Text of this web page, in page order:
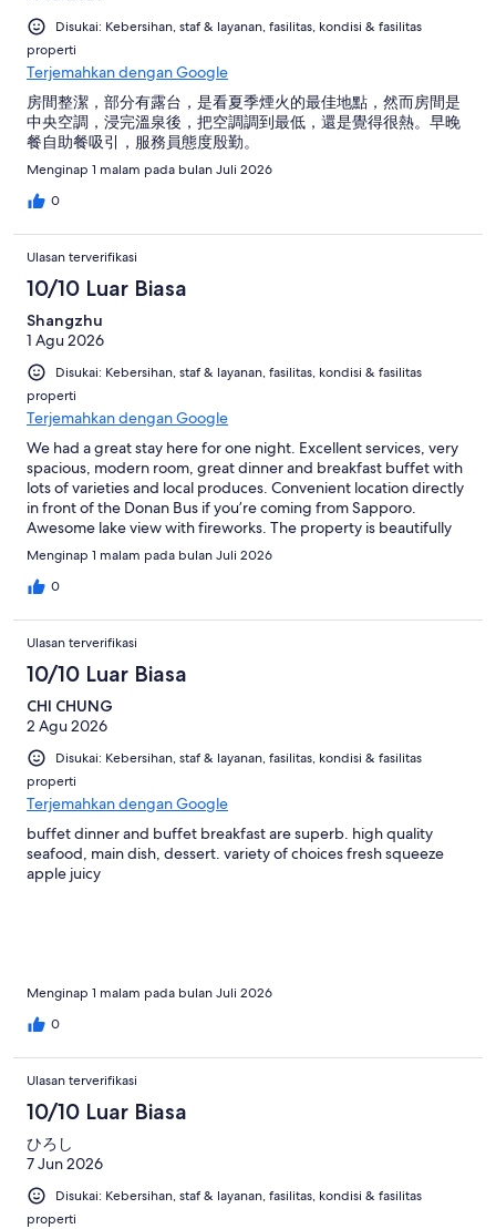
Disukai: Kebersihan, staf & layanan, fasilitas, kondisi & fasilitas
properti
Terjemahkan dengan Google
房間整潔，部分有露台，是看夏季煙火的最佳地點，然而房間是
中央空調，浸完溫泉後，把空調調到最低，還是覺得很熱。早晚
餐自助餐吸引，服務員態度殷勤。
Menginap 1 malam pada bulan Juli 2026
0
Ulasan terverifikasi
10/10 Luar Biasa
Shangzhu
1 Agu 2026
Disukai: Kebersihan, staf & layanan, fasilitas, kondisi & fasilitas
properti
Terjemahkan dengan Google
We had a great stay here for one night. Excellent services, very
spacious, modern room, great dinner and breakfast buffet with
lots of varieties and local produces. Convenient location directly
in front of the Donan Bus if you’re coming from Sapporo.
Awesome lake view with fireworks. The property is beautifully
decorated with plenty of lounge area.
Menginap 1 malam pada bulan Juli 2026
0
Ulasan terverifikasi
10/10 Luar Biasa
CHI CHUNG
2 Agu 2026
Disukai: Kebersihan, staf & layanan, fasilitas, kondisi & fasilitas
properti
Terjemahkan dengan Google
buffet dinner and buffet breakfast are superb. high quality
seafood, main dish, dessert. variety of choices fresh squeeze
apple juicy
Menginap 1 malam pada bulan Juli 2026
0
Ulasan terverifikasi
10/10 Luar Biasa
ひろし
7 Jun 2026
Disukai: Kebersihan, staf & layanan, fasilitas, kondisi & fasilitas
properti